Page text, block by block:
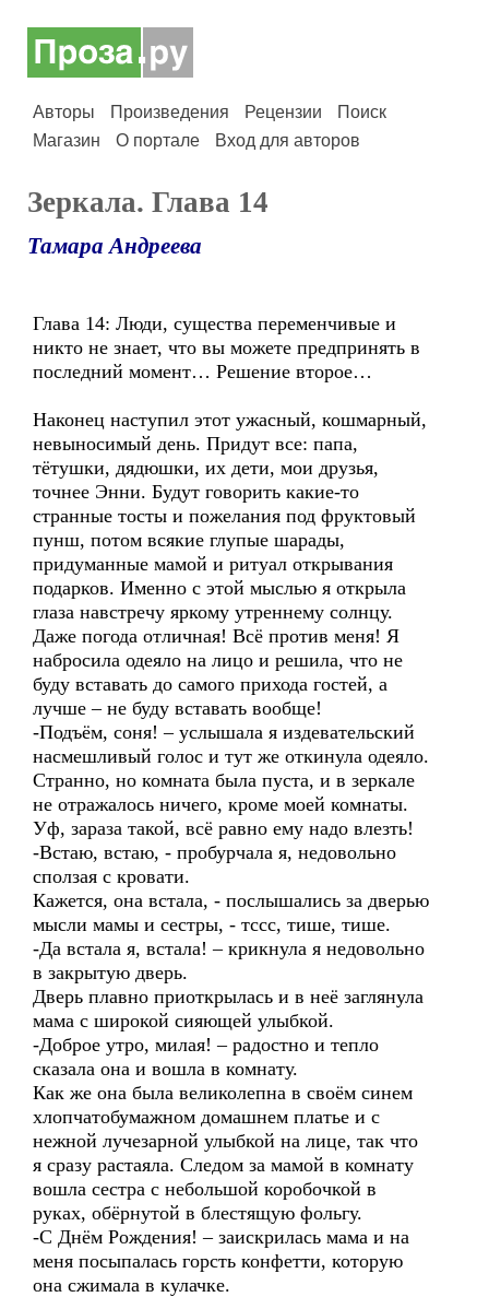
Авторы Произведения Рецензии
Поиск
Магазин
О портале Вход для авторов
Зеркала. Глава 14
Тамара Андреева
Глава 14: Люди, существа переменчивые и
никто не знает, что вы можете предпринять в
последний момент… Решение второе…
Наконец наступил этот ужасный, кошмарный,
невыносимый день. Придут все: папа,
тётушки, дядюшки, их дети, мои друзья,
точнее Энни. Будут говорить какие-то
странные тосты и пожелания под фруктовый
пунш, потом всякие глупые шарады,
придуманные мамой и ритуал открывания
подарков. Именно с этой мыслью я открыла
глаза навстречу яркому утреннему солнцу.
Даже погода отличная! Всё против меня! Я
набросила одеяло на лицо и решила, что не
буду вставать до самого прихода гостей, а
лучше – не буду вставать вообще!
-Подъём, соня! – услышала я издевательский
насмешливый голос и тут же откинула одеяло.
Странно, но комната была пуста, и в зеркале
не отражалось ничего, кроме моей комнаты.
Уф, зараза такой, всё равно ему надо влезть!
-Встаю, встаю, - пробурчала я, недовольно
сползая с кровати.
Кажется, она встала, - послышались за дверью
мысли мамы и сестры, - тссс, тише, тише.
-Да встала я, встала! – крикнула я недовольно
в закрытую дверь.
Дверь плавно приоткрылась и в неё заглянула
мама с широкой сияющей улыбкой.
-Доброе утро, милая! – радостно и тепло
сказала она и вошла в комнату.
Как же она была великолепна в своём синем
хлопчатобумажном домашнем платье и с
нежной лучезарной улыбкой на лице, так что
я сразу растаяла. Следом за мамой в комнату
вошла сестра с небольшой коробочкой в
руках, обёрнутой в блестящую фольгу.
-С Днём Рождения! – заискрилась мама и на
меня посыпалась горсть конфетти, которую
она сжимала в кулачке.